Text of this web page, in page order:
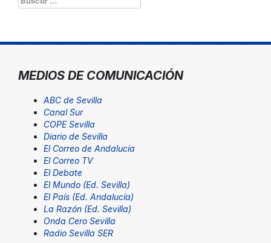
MEDIOS DE COMUNICACIÓN
ABC de Sevilla
Canal Sur
COPE Sevilla
Diario de Sevilla
El Correo de Andalucía
El Correo TV
El Debate
El Mundo (Ed. Sevilla)
El País (Ed. Andalucía)
La Razón (Ed. Sevilla)
Onda Cero Sevilla
Radio Sevilla SER